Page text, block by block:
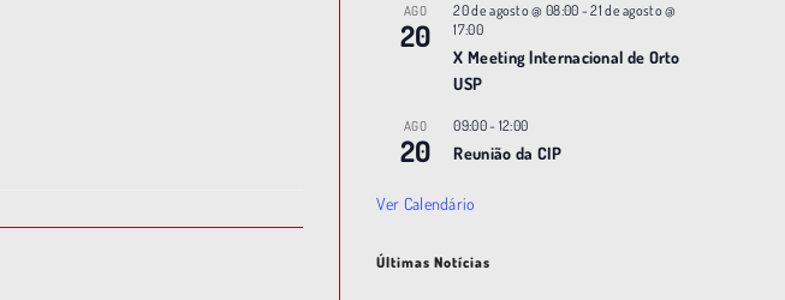
AGO
20
20 de agosto @ 08:00 -21 de agosto @
17:00
X Meeting |nternacional de Orto
USP
AGO
20
09:00- 12:00
Reunião da CIP
Ver Calendário
Últimas Notícias